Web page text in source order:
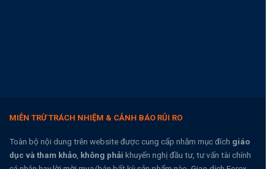
MIỄN TRỪ TRÁCH NHIỆM & CẢNH BÁO RỦI RO
Toàn bộ nội dung trên website được cung cấp nhằm mục đích giáo
dục và tham khảo, không phải khuyến nghị đầu tư, tư vấn tài chính